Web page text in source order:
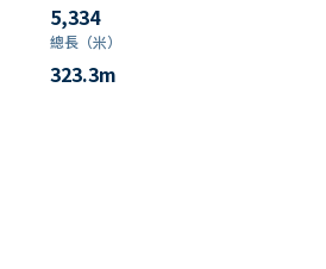
5,334
總長（米）
323.3m